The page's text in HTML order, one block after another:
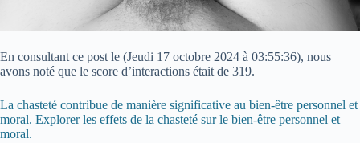
En consultant ce post le (Jeudi 17 octobre 2024 à 03:55:36), nous
avons noté que le score d’interactions était de 319.
La chasteté contribue de manière significative au bien-être personnel et
moral. Explorer les effets de la chasteté sur le bien-être personnel et
moral.